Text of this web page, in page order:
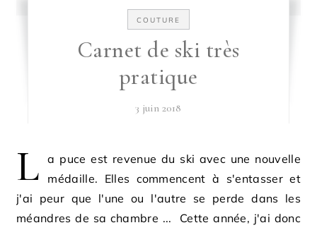
COUTURE
Carnet de ski très
pratique
3 juin 2018
L
a puce est revenue du ski avec une nouvelle
médaille. Elles commencent à s'entasser et
j'ai peur que l'une ou l'autre se perde dans les
méandres de sa chambre ... Cette année, j'ai donc